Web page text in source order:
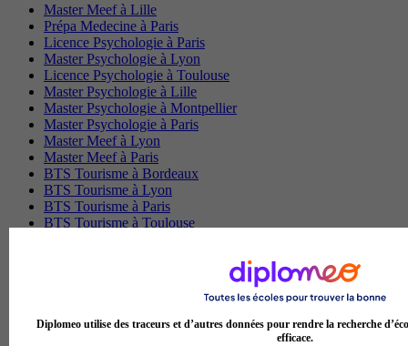
Master Meef à Lille
Prépa Medecine à Paris
Licence Psychologie à Paris
Master Psychologie à Lyon
Licence Psychologie à Toulouse
Master Psychologie à Lille
Master Psychologie à Montpellier
Master Psychologie à Paris
Master Meef à Lyon
Master Meef à Paris
BTS Tourisme à Bordeaux
BTS Tourisme à Lyon
BTS Tourisme à Paris
BTS Tourisme à Toulouse
BTS Communication à Bordeaux
BTS Communication à Lyon
BTS Ndrc à Lyon
Diplomeo utilise des traceurs et d’autres données pour rendre la recherche
efficace.